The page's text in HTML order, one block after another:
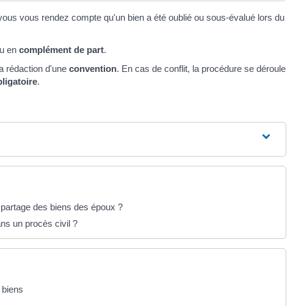
vous rendez compte qu'un bien a été oublié ou sous-évalué lors du
en complément de part.
rédaction d'une convention. En cas de conflit, la procédure se déroule
.
des biens des époux ?
un procès civil ?